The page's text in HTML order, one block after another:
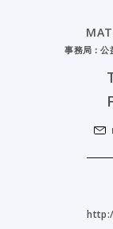
事務局：公